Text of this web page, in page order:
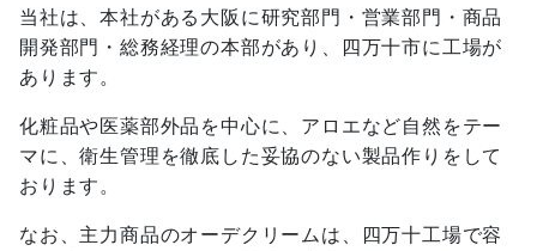
当社は、本社がある大阪に研究部門・営業部門・商品
開発部門・総務経理の本部があり、四万十市に工場が
あります。
化粧品や医薬部外品を中心に、アロエなど自然をテー
マに、衛生管理を徹底した妥協のない製品作りをして
おります。
なお、主力商品のオーデクリームは、四万十工場で容